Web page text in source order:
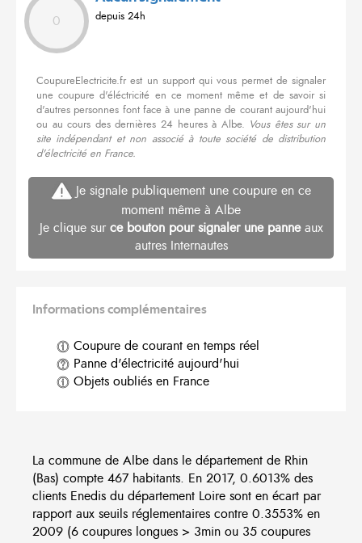
0 depuis 24h
CoupureElectricite.fr est un support qui vous permet de signaler
une coupure d'éléctricité en ce moment même et de savoir si
d'autres personnes font face à une panne de courant aujourd'hui
ou au cours des dernières 24 heures à Albe. Vous êtes sur un
site indépendant et non associé à toute société de distribution
d'électricité en France.
Je signale publiquement une coupure en ce
moment même à Albe
Je clique sur ce bouton pour signaler une panneaux
autres Internautes
Informations complémentaires
Coupure de courant en temps réel
Panne d'électricité aujourd'hui
Objets oubliés en France
La commune de Albe dans le département de Rhin
(Bas) compte 467 habitants. En 2017, 0.6013% des
clients Enedis du département Loire sont en écart par
rapport aux seuils réglementaires contre 0.3553% en
2009 (6 coupures longues > 3min ou 35 coupures